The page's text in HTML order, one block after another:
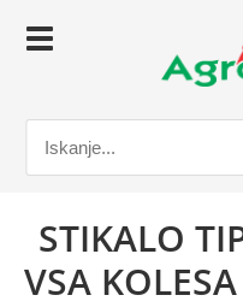
STIKALO
VSA